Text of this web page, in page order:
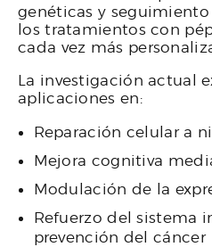
genéticas y
los tratamientos con
cada vez más
La investigación actual
aplicaciones en:
Reparación celular a
Mejora cognitiva
Modulación de la
Refuerzo del sistema
prevención del cáncer